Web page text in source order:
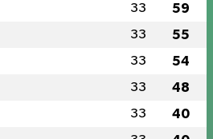
33 59
33 55
33 54
33 48
33 40